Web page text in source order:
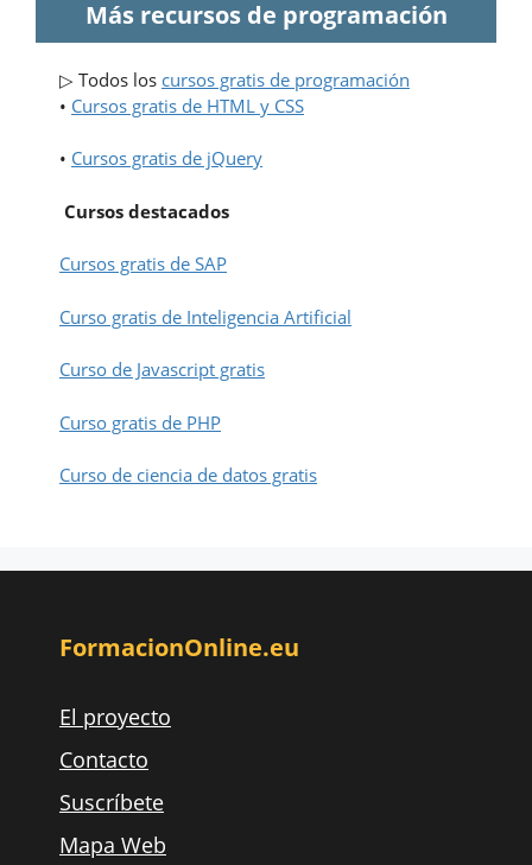
Más recursos de programación
▷ Todos los cursos gratis de programación
• Cursos gratis de HTML y CSS
• Cursos gratis de jQuery
Cursos destacados
Cursos gratis de SAP
Curso gratis de Inteligencia Artificial
Curso de Javascript gratis
Curso gratis de PHP
Curso de ciencia de datos gratis
FormacionOnline.eu
El proyecto
Contacto
Suscríbete
Mapa Web